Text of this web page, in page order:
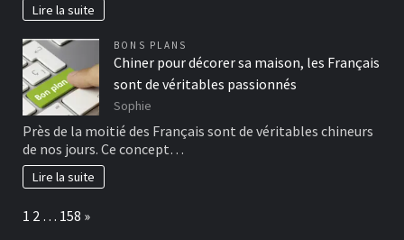
Lire la suite
BONS PLANS
Chiner pour décorer sa maison, les Français
sont de véritables passionnés
Sophie
Près de la moitié des Français sont de véritables chineurs
de nos jours. Ce concept…
Lire la suite
Page:
1 2 … 158 Next
»